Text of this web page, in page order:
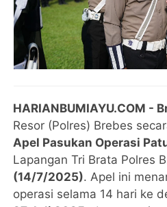
HARIANBUMIAYU.COM -
Resor (Polres) Brebes
Apel Pasukan Operasi
Lapangan Tri Brata Polres
(14/7/2025). Apel ini
operasi selama 14 hari ke